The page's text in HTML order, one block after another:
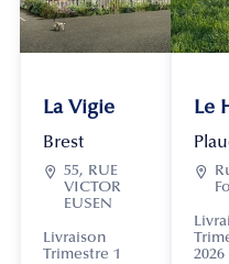
La Vigie
Brest
 55, RUE
VICTOR
EUSEN
Livraison
Trimestre 1
Le

2026